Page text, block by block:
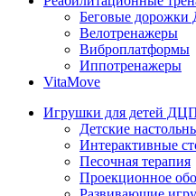
Беговые
Велотренажеры
Виброплатформы
Иппотренажеры
VitaMove
Игрушки для детей
Детские
Интерактивные
Песочная терапия
Проекционное